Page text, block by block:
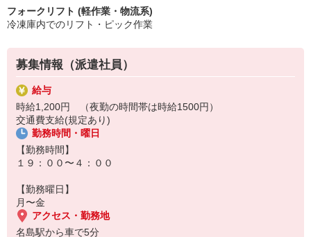
フォークリフト (軽作業・物流系)
冷凍庫内でのリフト・ピック作業
募集情報（派遣社員）
給与
時給1,200円 （夜勤の時間帯は時給1500円）
交通費支給(規定あり)
勤務時間・曜日
【勤務時間】
１９：００〜４：００
【勤務曜日】
月〜金
アクセス・勤務地
名島駅から車で5分